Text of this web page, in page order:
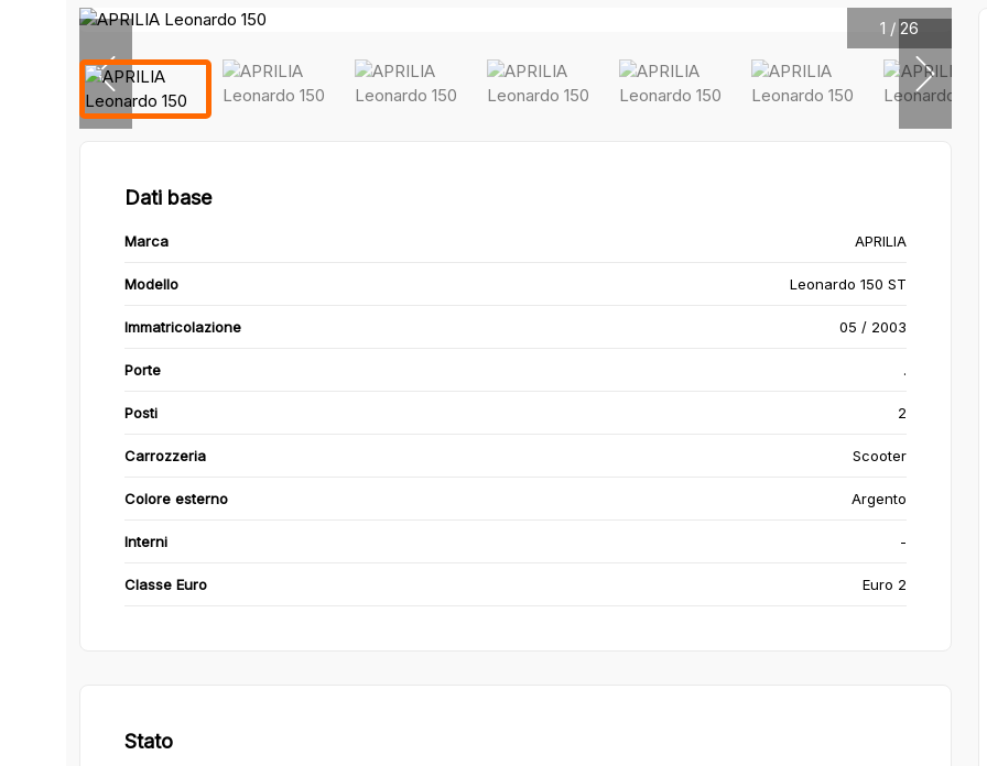
1 / 26
Dati base
Marca APRILIA
Modello Leonardo 150 ST
Immatricolazione 05 / 2003
Porte .
Posti 2
Carrozzeria Scooter
Colore esterno Argento
Interni -
Classe Euro Euro 2
Stato